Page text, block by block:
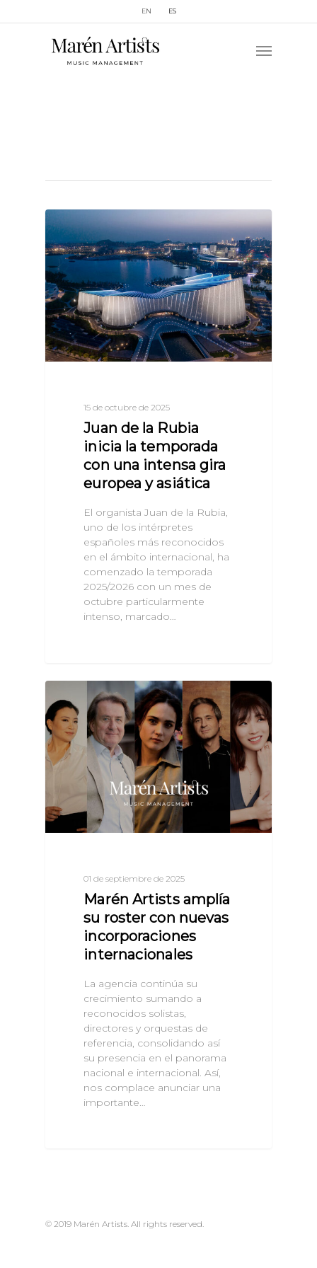
EN ES
15 de octubre de 2025
Juan de la Rubia
inicia la temporada
con una intensa gira
europea y asiática
El organista Juan de la Rubia,
uno de los intérpretes
españoles más reconocidos
en el ámbito internacional, ha
comenzado la temporada
2025/2026 con un mes de
octubre particularmente
intenso, marcado…
01 de septiembre de 2025
Marén Artists amplía
su roster con nuevas
incorporaciones
internacionales
La agencia continúa su
crecimiento sumando a
reconocidos solistas,
directores y orquestas de
referencia, consolidando así
su presencia en el panorama
nacional e internacional. Así,
nos complace anunciar una
importante…
© 2019 Marén Artists. All rights reserved.